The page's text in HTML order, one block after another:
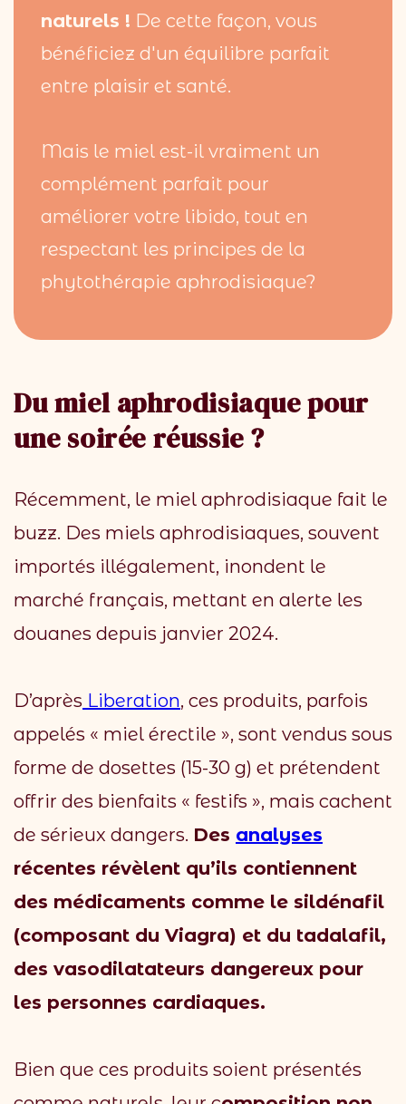
naturels ! De cette façon, vous
bénéficiez d'un équilibre parfait
entre plaisir et santé.
Mais le miel est-il vraiment un
complément parfait pour
améliorer votre libido, tout en
respectant les principes de la
phytothérapie aphrodisiaque?
Du miel aphrodisiaque pour
une soirée réussie ?
Récemment, le miel aphrodisiaque fait le
buzz. Des miels aphrodisiaques, souvent
importés illégalement, inondent le
marché français, mettant en alerte les
douanes depuis janvier 2024.
D’après Liberation, ces produits, parfois
appelés « miel érectile », sont vendus sous
forme de dosettes (15-30 g) et prétendent
offrir des bienfaits « festifs », mais cachent
de sérieux dangers. Des analyses
récentes révèlent qu’ils contiennent
des médicaments comme le sildénafil
(composant du Viagra) et du tadalafil,
des vasodilatateurs dangereux pour
les personnes cardiaques.
Bien que ces produits soient présentés